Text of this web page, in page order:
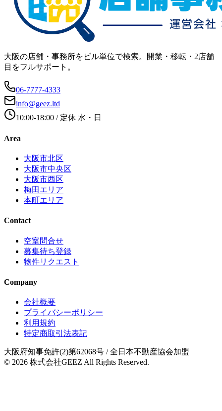
大阪の店舗・事務所をビル単位で検索。開業・移転・2店舗
目をフルサポート。
06-7777-4333
info@geez.ltd
10:00-18:00 / 定休 水・日
Area
大阪市北区
大阪市中央区
大阪市西区
梅田エリア
本町エリア
Contact
空室問合せ
募集待ち登録
物件リクエスト
Company
会社概要
プライバシーポリシー
利用規約
特定商取引法表記
大阪府知事免許(2)第62068号 / 全日本不動産協会加盟
© 2026 株式会社GEEZ All Rights Reserved.